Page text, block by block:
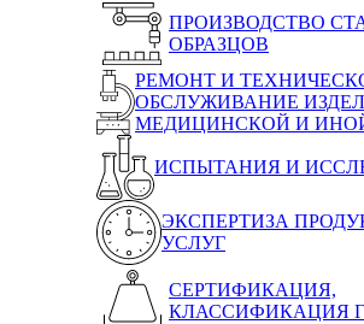
ПРОИЗВОДСТВО
ОБРАЗЦОВ
РЕМОНТ И
ОБСЛУЖИВАНИЕ
МЕДИЦИНСКОЙ И
ИСПЫТАНИЯ И
ЭКСПЕРТИЗА
УСЛУГ
СЕРТИФИКАЦИЯ,
КЛАССИФИКАЦИЯ